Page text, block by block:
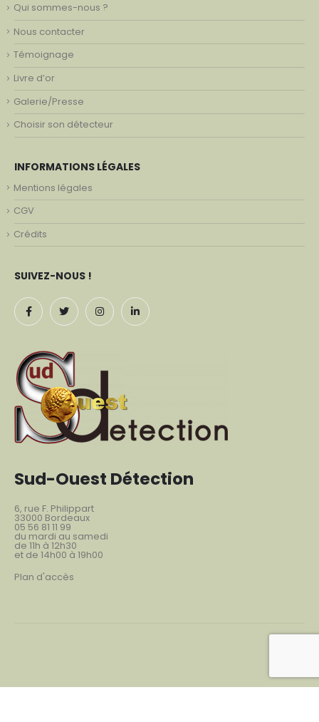
Qui sommes-nous ?
Nous contacter
Témoignage
Livre d’or
Galerie/Presse
Choisir son détecteur
INFORMATIONS LÉGALES
Mentions légales
CGV
Crédits
SUIVEZ-NOUS !
Sud-Ouest Détection
6, rue F. Philippart
33000 Bordeaux
05 56 81 11 99
du mardi au samedi
de 11h à 12h30
et de 14h00 à 19h00
Plan d'accès